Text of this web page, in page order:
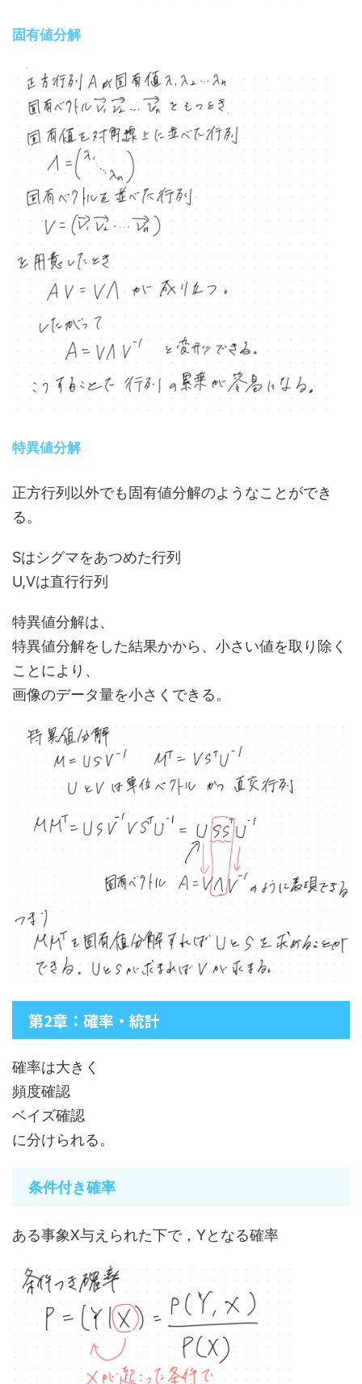
固有値分解
特異値分解
正方行列以外でも固有値分解のようなことができ
る。
Sはシグマをあつめた行列
U,Vは直行行列
特異値分解は、
特異値分解をした結果かから、小さい値を取り除く
ことにより、
画像のデータ量を小さくできる。
第2章：確率・統計
確率は大きく
頻度確認
ベイズ確認
に分けられる。
条件付き確率
ある事象X与えられた下で，Yとなる確率